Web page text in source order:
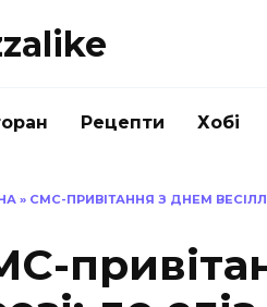
Рецепти Хобі
» СМС-ПРИВІТАННЯ З ДНЕМ